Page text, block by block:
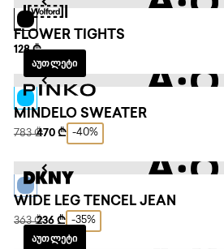
FLOWER TIGHTS
128 ₾
ᲐᲣᲗᲚᲔᲢᲘ
MINDELO SWEATER
783 ₾470 ₾ -40%
WIDE LEG TENCEL JEAN
363 ₾236 ₾ -35%
ᲐᲣᲗᲚᲔᲢᲘ